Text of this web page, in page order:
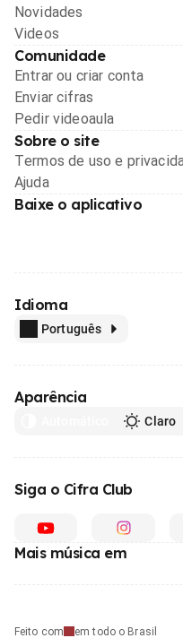
Novidades
Videos
Comunidade
Entrar ou criar conta
Enviar cifras
Pedir videoaula
Sobre o site
Termos de uso e
Ajuda
Baixe o aplicativo
Idioma
Português
Aparência
Claro
Siga o Cifra Club
Mais música em
Feito com em todo o Brasil